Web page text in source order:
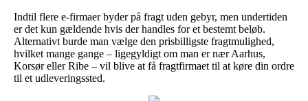
Indtil flere e-firmaer byder på fragt uden gebyr, men undertiden
er det kun gældende hvis der handles for et bestemt beløb.
Alternativt burde man vælge den prisbilligste fragtmulighed,
hvilket mange gange – ligegyldigt om man er nær Aarhus,
Korsør eller Ribe – vil blive at få fragtfirmaet til at køre din ordre
til et udleveringssted.